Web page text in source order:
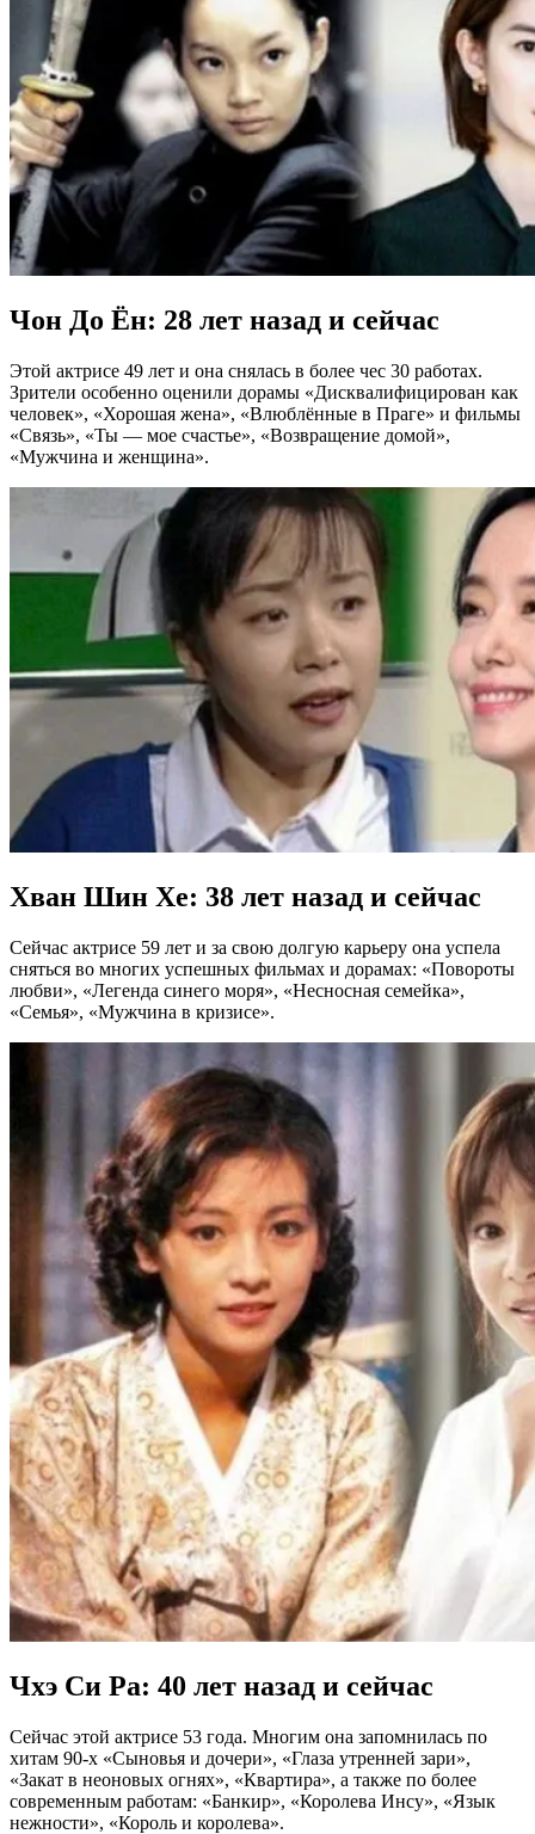
Чон До Ён: 28 лет назад и сейчас
Этой актрисе 49 лет и она снялась в более чес 30 работах.
Зрители особенно оценили дорамы «Дисквалифицирован как
человек», «Хорошая жена», «Влюблённые в Праге» и фильмы
«Связь», «Ты — мое cчастье», «Возвращение домой»,
«Мужчина и женщина».
Хван Шин Хе: 38 лет назад и сейчас
Сейчас актрисе 59 лет и за свою долгую карьеру она успела
сняться во многих успешных фильмах и дорамах: «Повороты
любви», «Легенда синего моря», «Несносная семейка»,
«Семья», «Мужчина в кризисе».
Чхэ Си Ра: 40 лет назад и сейчас
Сейчас этой актрисе 53 года. Многим она запомнилась по
хитам 90-х «Сыновья и дочери», «Глаза утренней зари»,
«Закат в неоновых огнях», «Квартира», а также по более
современным работам: «Банкир», «Королева Инсу», «Язык
нежности», «Король и королева».